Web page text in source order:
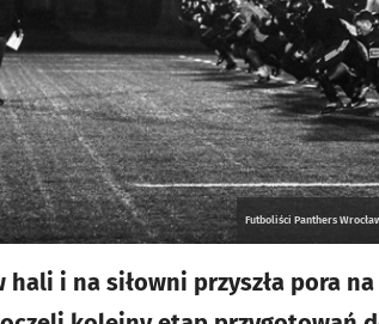
Futboliści Panthers
hali i na siłowni przyszła pora